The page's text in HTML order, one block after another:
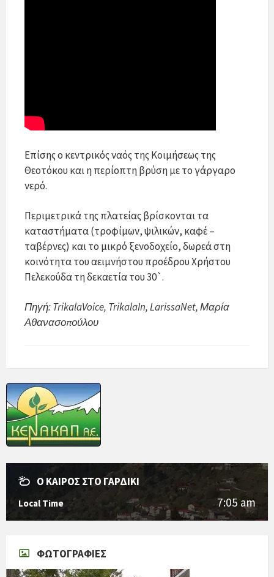
Επίσης ο κεντρικός ναός της Κοιμήσεως της
Θεοτόκου και η περίοπτη βρύση με το γάργαρο
νερό.
Περιμετρικά της πλατείας βρίσκονται τα
καταστήματα (τροφίμων, ψιλικών, καφέ –
ταβέρνες) και το μικρό ξενοδοχείο, δωρεά στη
κοινότητα του αειμνήστου προέδρου Χρήστου
Πελεκούδα τη δεκαετία του 30`.
Πηγή: TrikalaVoice, TrikalaIn, LarissaNet, Μαρία
Αθανασοπούλου
Ο ΚΑΙΡΌΣ ΣΤΟ ΓΑΡΔΊΚΙ
Local Time 7:05 am
ΦΩΤΟΓΡΑΦΊΕΣ